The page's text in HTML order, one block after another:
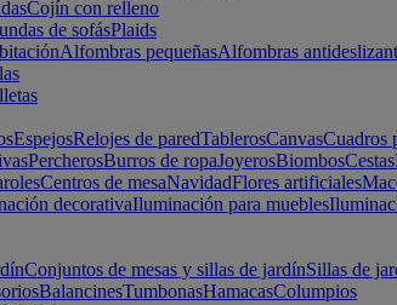
Cojín con relleno
de sofásPlaids
Alfombras pequeñasAlfombras
EspejosRelojes de paredTablerosCanvasCuadros
PercherosBurros de ropaJoyerosBiombosCestas
Centros de mesaNavidadFlores artificiales
decorativaIluminación para muebles
Conjuntos de mesas y sillas de jardínSillas de
BalancinesTumbonasHamacasColumpios